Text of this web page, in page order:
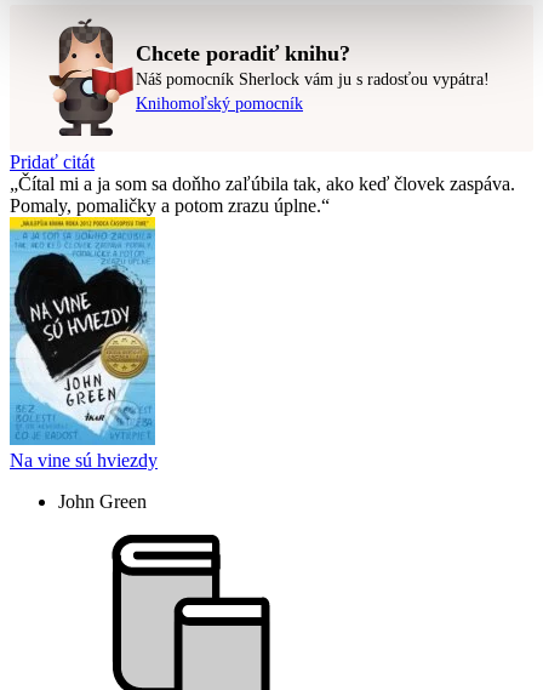
Chcete poradiť knihu?
Náš pomocník Sherlock vám ju s radosťou vypátra!
Knihomoľský pomocník
Pridať citát
Čítal mi a ja som sa doňho zaľúbila tak, ako keď človek zaspáva.
Pomaly, pomaličky a potom zrazu úplne.
Na vine sú hviezdy
John Green